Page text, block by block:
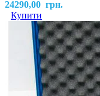
24290,00 грн.
Купити